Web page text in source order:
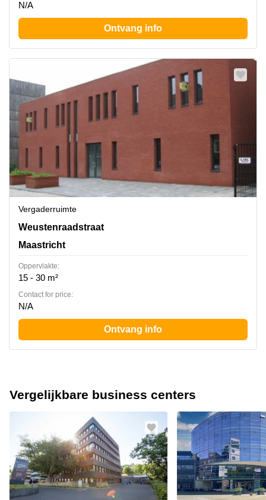
N/A
Ontvang info
Vergaderruimte
Weustenraadstraat 5, Maastricht
Weustenraadstraat
Maastricht
Oppervlakte:
15 - 30 m²
Contact for price:
N/A
Ontvang info
Vergelijkbare business centers